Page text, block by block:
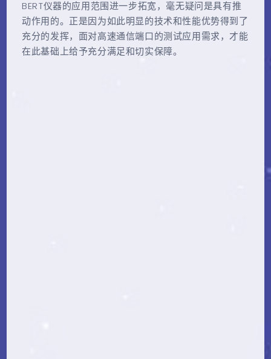
BERT仪器的应用范围进一步拓宽，毫无疑问是具有推
动作用的。正是因为如此明显的技术和性能优势得到了
充分的发挥，面对高速通信端口的测试应用需求，才能
在此基础上给予充分满足和切实保障。